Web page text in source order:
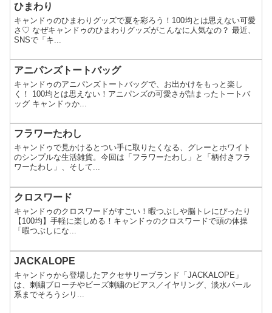
ひまわり
キャンドゥのひまわりグッズで夏を彩ろう！100均とは思えない可愛
さ♡ なぜキャンドゥのひまわりグッズがこんなに人気なの？ 最近、
SNSで「キ...
アニパンズトートバッグ
キャンドゥのアニパンズトートバッグで、お出かけをもっと楽し
く！ 100均とは思えない！アニパンズの可愛さが詰まったトートバ
ッグ キャンドゥか...
フラワーたわし
キャンドゥで見かけるとつい手に取りたくなる、グレーとホワイト
のシンプルな生活雑貨。今回は「フラワーたわし」と「柄付きフラ
ワーたわし」、そして...
クロスワード
キャンドゥのクロスワードがすごい！暇つぶしや脳トレにぴったり
【100均】手軽に楽しめる！キャンドゥのクロスワードで頭の体操
「暇つぶしにな...
JACKALOPE
キャンドゥから登場したアクセサリーブランド「JACKALOPE」
は、刺繍ブローチやビーズ刺繍のピアス／イヤリング、淡水パール
系までそろうシリ...